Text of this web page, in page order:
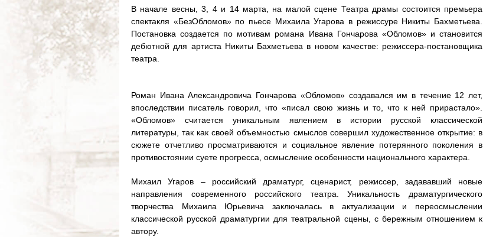
В начале весны, 3, 4 и 14 марта, на малой сцене Театра драмы состоится премьера
спектакля «БезОбломов» по пьесе Михаила Угарова в режиссуре Никиты Бахметьева.
Постановка создается по мотивам романа Ивана Гончарова «Обломов» и становится
дебютной для артиста Никиты Бахметьева в новом качестве: режиссера-постановщика
театра.
Роман Ивана Александровича Гончарова «Обломов» создавался им в течение 12 лет,
впоследствии писатель говорил, что «писал свою жизнь и то, что к ней прирастало».
«Обломов» считается уникальным явлением в истории русской классической
литературы, так как своей объемностью смыслов совершил художественное открытие: в
сюжете отчетливо просматриваются и социальное явление потерянного поколения в
противостоянии суете прогресса, осмысление особенности национального характера.
Михаил Угаров – российский драматург, сценарист, режиссер, задававший новые
направления современного российского театра. Уникальность драматургического
творчества Михаила Юрьевича заключалась в актуализации и переосмыслении
классической русской драматургии для театральной сцены, с бережным отношением к
автору.